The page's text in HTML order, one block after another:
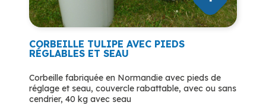
CORBEILLE TULIPE AVEC PIEDS
RÉGLABLES ET SEAU
Corbeille fabriquée en Normandie avec pieds de
réglage et seau, couvercle rabattable, avec ou sans
cendrier, 40 kg avec seau